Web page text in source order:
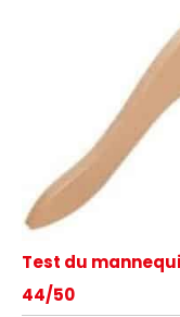
Test du
44/50